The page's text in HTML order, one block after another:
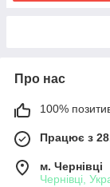
Про нас
100%
Працює з
м. Чернівці
Чернівці,